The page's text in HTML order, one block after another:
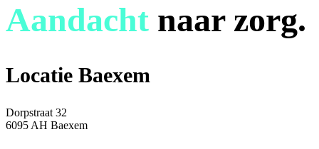
Aandacht naar zorg.
Locatie Baexem
Dorpstraat 32
6095 AH Baexem